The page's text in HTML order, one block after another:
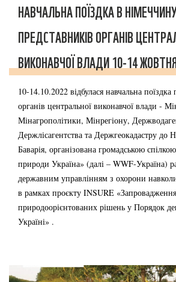
НАВЧАЛЬНА ПОЇЗДКА В
ПРЕДСТАВНИКІВ ОРГАНІВ
ВИКОНАВЧОЇ ВЛАДИ 10-14
10-14.10.2022 відбулася навчальна поїздка
органів центральної виконавчої влади -
Мінагрополітики, Мінрегіону,
Держлісагентства та Держгеокадастру до
Баварія, організована громадською
природи Україна» (далі – WWF-Україна)
державним управлінням з охорони
в рамках проєкту INSURE «Запровадження
природоорієнтованих рішень у Порядок
Україні» .